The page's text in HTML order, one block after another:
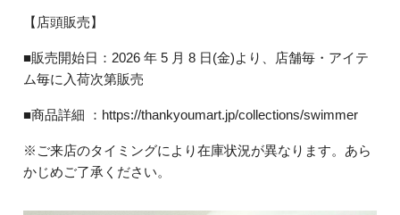
【店頭販売】
■販売開始日：2026 年 5 月 8 日(金)より、店舗毎・アイテ
ム毎に入荷次第販売
■商品詳細 ：https://thankyoumart.jp/collections/swimmer
※ご来店のタイミングにより在庫状況が異なります。あら
かじめご了承ください。